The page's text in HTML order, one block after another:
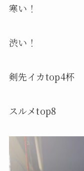
寒い！
渋い！
剣先イカtop4杯
スルメtop8